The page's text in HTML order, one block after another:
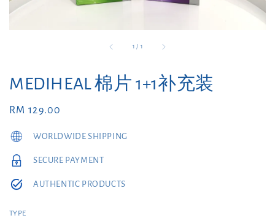
1 / 1
MEDIHEAL 棉片 1+1补充装
Regular
RM 129.00
WORLDWIDE SHIPPING
SECURE PAYMENT
AUTHENTIC PRODUCTS
TYPE